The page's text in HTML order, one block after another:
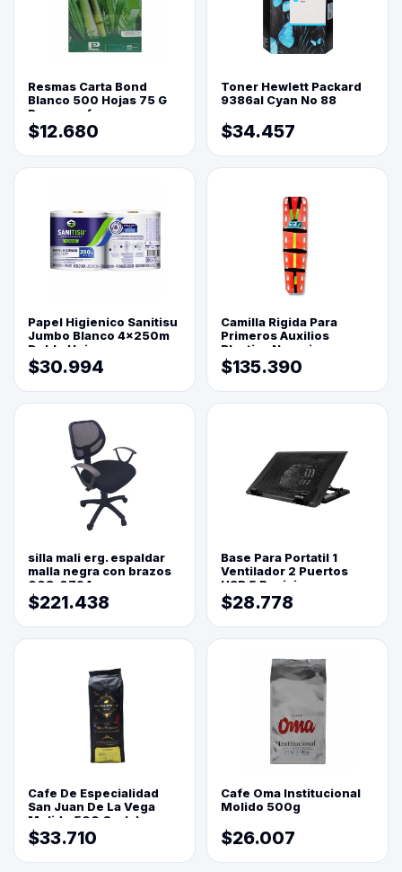
Resmas Carta Bond
Blanco 500 Hojas 75 G
Reprograf.
$12.680
Toner Hewlett Packard
9386al Cyan No 88
$34.457
Papel Higienico Sanitisu
Jumbo Blanco 4x250m
Doble Hoja
$30.994
Camilla Rigida Para
Primeros Auxilios
Plastica Naranja
$135.390
silla mali erg. espaldar
malla negra con brazos
003-0794
$221.438
Base Para Portatil 1
Ventilador 2 Puertos
USB 5 Posiciones
$28.778
Cafe De Especialidad
San Juan De La Vega
Molido 500 Grs(=)
$33.710
Cafe Oma Institucional
Molido 500g
$26.007